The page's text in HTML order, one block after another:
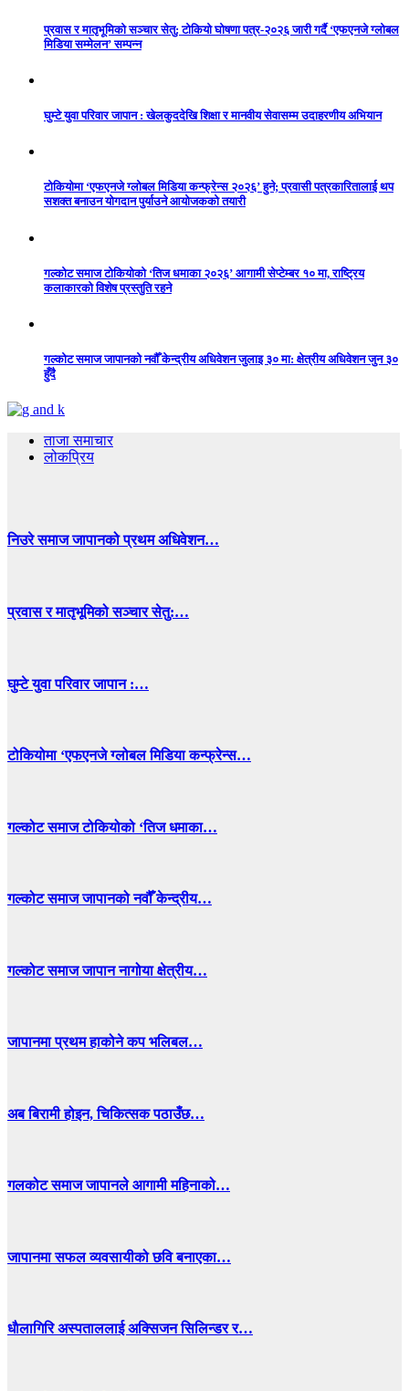
प्रवास र मातृभूमिको सञ्चार सेतु: टोकियो घोषणा पत्र-२०२६ जारी गर्दै ‘एफएनजे ग्लोबल
मिडिया सम्मेलन’ सम्पन्न
घुम्टे युवा परिवार जापान : खेलकुददेखि शिक्षा र मानवीय सेवासम्म उदाहरणीय अभियान
टोकियोमा ‘एफएनजे ग्लोबल मिडिया कन्फ्रेन्स २०२६’ हुने; प्रवासी पत्रकारितालाई थप
सशक्त बनाउन योगदान पुर्याउने आयोजकको तयारी
गल्कोट समाज टोकियोको ‘तिज धमाका २०२६’ आगामी सेप्टेम्बर १० मा, राष्ट्रिय
कलाकारको विशेष प्रस्तुति रहने
गल्कोट समाज जापानको नवौँ केन्द्रीय अधिवेशन जुलाइ ३० मा: क्षेत्रीय अधिवेशन जुन ३०
हुँदै
ताजा समाचार
लोकप्रिय
निउरे समाज जापानको प्रथम अधिवेशन…
प्रवास र मातृभूमिको सञ्चार सेतु:…
घुम्टे युवा परिवार जापान :…
टोकियोमा ‘एफएनजे ग्लोबल मिडिया कन्फ्रेन्स…
गल्कोट समाज टोकियोको ‘तिज धमाका…
गल्कोट समाज जापानको नवौँ केन्द्रीय…
गल्कोट समाज जापान नागोया क्षेत्रीय…
जापानमा प्रथम हाकोने कप भलिबल…
अब बिरामी होइन, चिकित्सक पठाउँछ…
गलकोट समाज जापानले आगामी महिनाको…
जापानमा सफल व्यवसायीको छवि बनाएका…
धाैलागिरि अस्पताललाई अक्सिजन सिलिन्डर र…